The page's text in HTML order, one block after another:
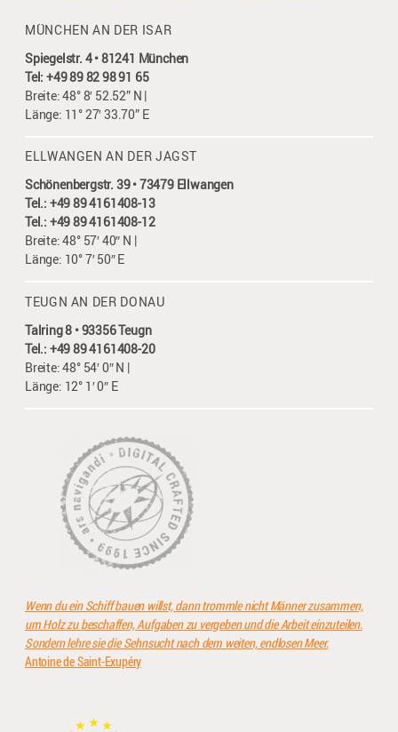
MÜNCHEN AN DER ISAR
Spiegelstr. 4 • 81241 München
Tel: +49 89 82 98 91 65
Breite: 48° 8′ 52.52” N |
Länge: 11° 27′ 33.70” E
ELLWANGEN AN DER JAGST
Schönenbergstr. 39 • 73479 Ellwangen
Tel.: +49 89 4161408-13
Tel.: +49 89 4161408-12
Breite: 48° 57′ 40″ N |
Länge: 10° 7′ 50″ E
TEUGN AN DER DONAU
Talring 8 • 93356 Teugn
Tel.: +49 89 4161408-20
Breite: 48° 54′ 0″ N |
Länge: 12° 1′ 0″ E
Wenn du ein Schiff bauen willst, dann trommle nicht Männer zusammen,
um Holz zu beschaffen, Aufgaben zu vergeben und die Arbeit einzuteilen.
Sondern lehre sie die Sehnsucht nach dem weiten, endlosen Meer.
Antoine de Saint-Exupéry